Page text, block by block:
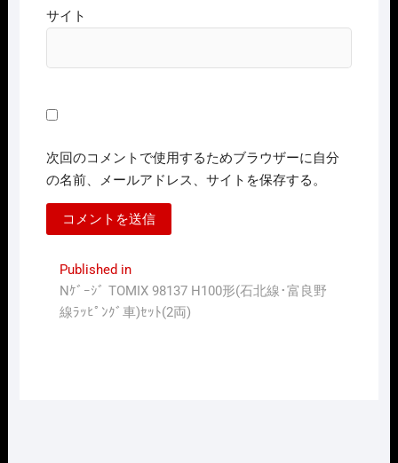
サイト
次回のコメントで使用するためブラウザーに自分
の名前、メールアドレス、サイトを保存する。
投
稿
Published in
Nｹﾞｰｼﾞ TOMIX 98137 H100形(石北線･富良野
線ﾗｯﾋﾟﾝｸﾞ車)ｾｯﾄ(2両)